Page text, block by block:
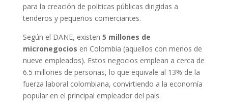
para la creación de políticas públicas dirigidas a
tenderos y pequeños comerciantes.
Según el DANE, existen 5 millones de
micronegocios en Colombia (aquellos con menos de
nueve empleados). Estos negocios emplean a cerca de
6.5 millones de personas, lo que equivale al 13% de la
fuerza laboral colombiana, convirtiendo a la economía
popular en el principal empleador del país.